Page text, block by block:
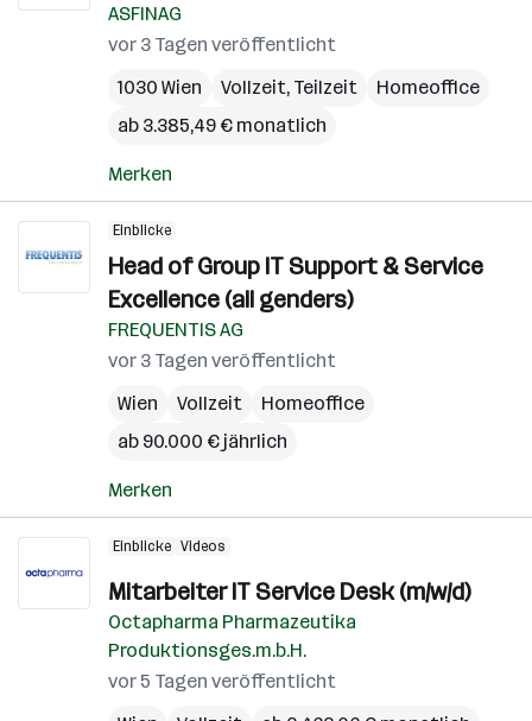
ASFINAG
vor 3 Tagen veröffentlicht
1030 Wien
Vollzeit, Teilzeit
Homeoffice
ab 3.385,49 € monatlich
Merken
Einblicke
Head of Group IT Support & Service
Excellence (all genders)
FREQUENTIS AG
vor 3 Tagen veröffentlicht
Wien
Vollzeit
Homeoffice
ab 90.000 € jährlich
Merken
Einblicke Videos
Mitarbeiter IT Service Desk (m/w/d)
Octapharma Pharmazeutika
Produktionsges.m.b.H.
vor 5 Tagen veröffentlicht